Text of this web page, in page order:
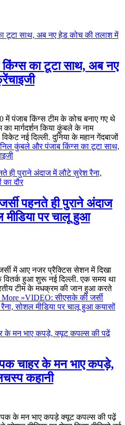
का टूटा साथ, अब नए
पंजाब किंग्स टीम के कोच बनाए गए थे
मार्गदर्शन किया कुंबले के नाम
नई दिल्ली. दुनिया के महान गेंदबाजों
कुंबले और पंजाब किंग्स का टूटा साथ,
पहनते ही पुराने अंदाज
पर चालू हुआ
में आए नजर प्रैक्टिस सेशन में दिखा
वितर्क हुआ शुरू नई दिल्ली. एक समय था
टीम के मधक्रम की जान हुआ करते
More »VIDEO: सीएसके की जर्सी
सोशल मीडिया पर चालू हुआ कयासों
चाहर के मन भाए कपड़े,
कहानी
के मन भाए कपड़े क्यूट कपल्स की पढ़ें